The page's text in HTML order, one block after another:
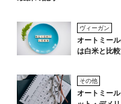
ヴィーガン
オートミー
は白米と比
その他
オートミー